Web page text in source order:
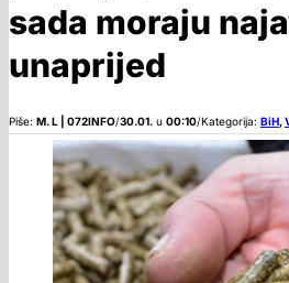
sada moraju
unaprijed
Piše: M. L | 072INFO/30.01. u 00:10/Kategorija: BiH,